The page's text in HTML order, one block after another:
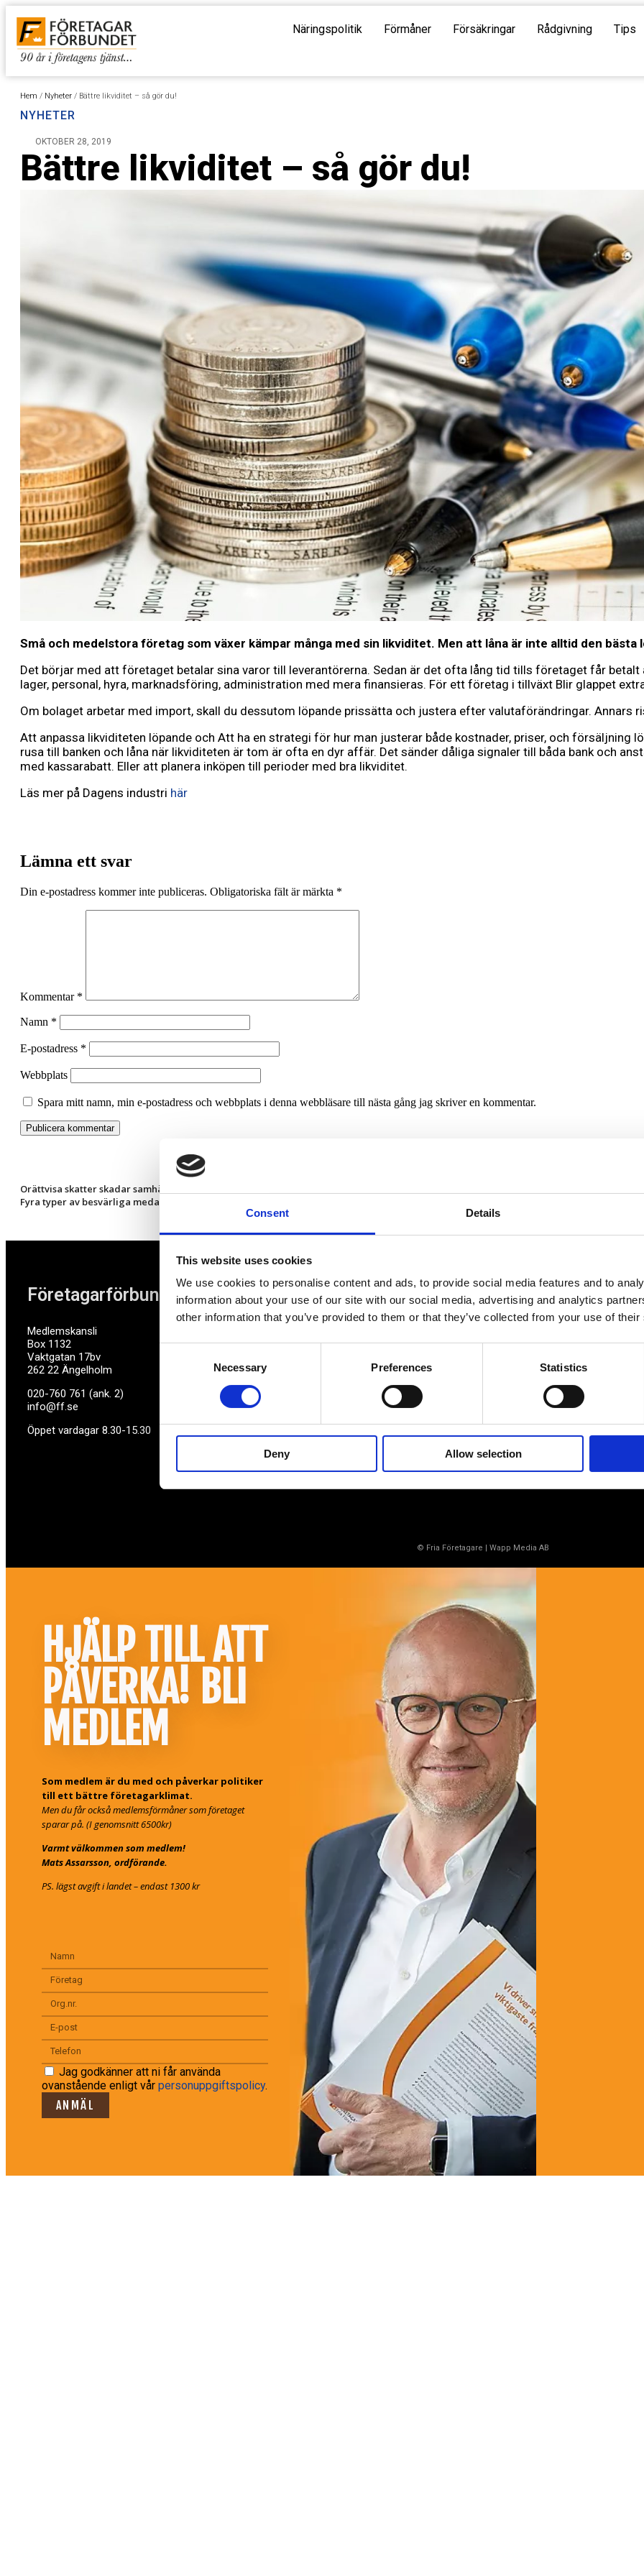
Consent Details
This website uses cookies
We use cookies to personalise content and ads, to provide social media features and to
information about your use of our site with our social media, advertising and analytics
other information that you’ve provided to them or that they’ve collected from your use of
Necessary Preferences Statistics
Deny Allow selection
Näringspolitik Förmåner Försäkringar Rådgivning Tips
Hem / Nyheter / Bättre likviditet – så gör du!
NYHETER
OKTOBER 28, 2019
Bättre likviditet – så gör du!
Små och medelstora företag som växer kämpar många med sin likviditet. Men att låna är inte alltid den bästa
Det börjar med att företaget betalar sina varor till leverantörerna. Sedan är det ofta lång tid tills företaget får
lager, personal, hyra, marknadsföring, administration med mera finansieras. För ett företag i tillväxt Blir glappet
Om bolaget arbetar med import, skall du dessutom löpande prissätta och justera efter valutaförändringar. Annars
Att anpassa likviditeten löpande och Att ha en strategi för hur man justerar både kostnader, priser, och försäljning
rusa till banken och låna när likviditeten är tom är ofta en dyr affär. Det sänder dåliga signaler till båda bank och
med kassarabatt. Eller att planera inköpen till perioder med bra likviditet.
Läs mer på Dagens industri här
Lämna ett svar
Din e-postadress kommer inte publiceras. Obligatoriska fält är märkta *
Kommentar *
Namn *
E-postadress *
Webbplats
Spara mitt namn, min e-postadress och webbplats i denna webbläsare till nästa gång jag skriver en kommentar.
Orättvisa skatter skadar samhället
Fyra typer av besvärliga medarbetare
Företagarförbundet
Medlemskansli
Box 1132
Vaktgatan 17bv
262 22 Ängelholm
020-760 761 (ank. 2)
info@ff.se
Öppet vardagar 8.30-15.30
Av småföretagare, för småföretagare
småföretagaranpassade medlemstjänster och
försäkringspaket och mycket mer. Vi fokuserar på
soloföretagare och små företag med företagaren i
fokus. Vi är själva småföretagare och vet hur
verkligheten ser ut.
© Fria Företagare | Wapp Media AB
HJÄLP TILL ATT
PÅVERKA! BLI
MEDLEM
Som medlem är du med och påverkar politiker
till ett bättre företagarklimat.
Men du får också medlemsförmåner som företaget
sparar på. (I genomsnitt 6500kr)
Varmt välkommen som medlem!
Mats Assarsson, ordförande.
PS. lägst avgift i landet – endast 1300 kr
Jag godkänner att ni får använda
ovanstående enligt vår personuppgiftspolicy.
ANMÄL